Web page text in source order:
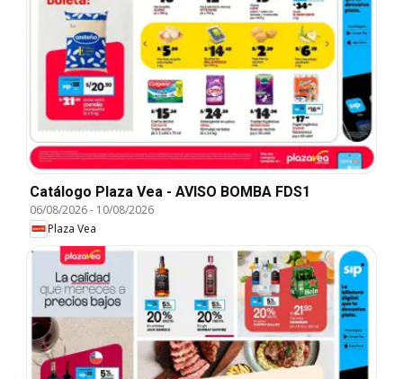
Catálogo Plaza Vea - AVISO BOMBA FDS1
06/08/2026- 10/08/2026
Plaza Vea